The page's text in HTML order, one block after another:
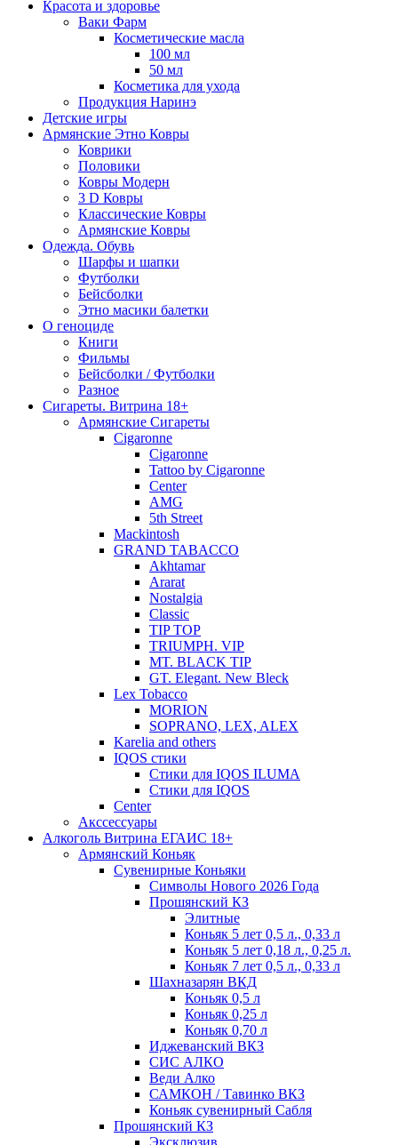
Красота и здоровье
Ваки Фарм
Косметические масла
100 мл
50 мл
Косметика для ухода
Продукция Наринэ
Детские игры
Армянские Этно Ковры
Коврики
Половики
Ковры Модерн
3 D Ковры
Классические Ковры
Армянские Ковры
Одежда. Обувь
Шарфы и шапки
Футболки
Бейсболки
Этно масики балетки
О геноциде
Книги
Фильмы
Бейсболки / Футболки
Разное
Сигареты. Витрина 18+
Армянские Сигареты
Cigaronne
Cigaronne
Tattoo by Cigaronne
Center
AMG
5th Street
Mackintosh
GRAND TABACCO
Akhtamar
Ararat
Nostalgia
Classic
TIP TOP
TRIUMPH. VIP
MT. BLACK TIP
GT. Elegant. New Bleck
Lex Tobacco
MORION
SOPRANO, LEX, ALEX
Karelia and others
IQOS стики
Стики для IQOS ILUMA
Стики для IQOS
Сenter
Акссессуары
Алкоголь Витрина ЕГАИС 18+
Армянский Коньяк
Сувенирные Коньяки
Символы Нового 2026 Года
Прошянский КЗ
Элитные
Коньяк 5 лет 0,5 л., 0,33 л
Коньяк 5 лет 0,18 л., 0,25 л.
Коньяк 7 лет 0,5 л., 0,33 л
Шахназарян ВКД
Коньяк 0,5 л
Коньяк 0,25 л
Коньяк 0,70 л
Иджеванский ВКЗ
СИС АЛКО
Веди Алко
САМКОН / Тавинко ВКЗ
Коньяк сувенирный Сабля
Прошянский КЗ
Эксклюзив